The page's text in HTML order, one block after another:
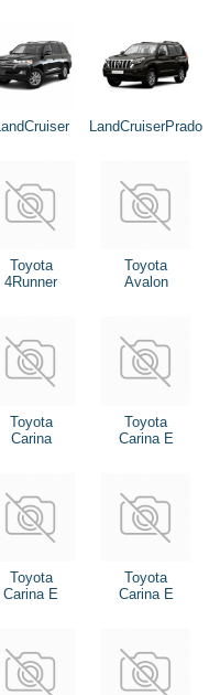
LandCruiser LandCruiserPrado
Toyota
4Runner
Toyota
Avalon
Toyota
Carina
Toyota
Carina E
Toyota
Carina E
Toyota
Carina E